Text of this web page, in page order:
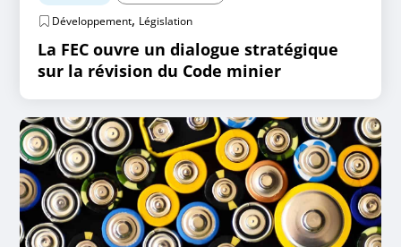
Développement, Législation
La FEC ouvre un dialogue stratégique
sur la révision du Code minier